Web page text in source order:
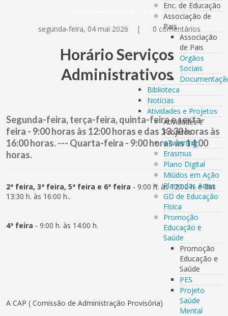
Enc. de Educação
Associação de
Pais
Associação
de Pais
Orgãos
Sociais
Biblioteca
Notícias
Atividades e Projetos
Atividades e
Projetos
eTwinning
Erasmus
Plano Digital
Miúdos em Ação
Plano das Artes
GD de Educação
Física
Promoção
Educação e
Saúde
Promoção
Educação e
Saúde
PES
Projeto
Saúde
Mental
segunda-feira, 04 mai 2026 | 0 comentários
Horário Serviços
Administrativos
Segunda-feira, terça-feira, quinta-feira e sexta-
feira - 9:00 horas às 12:00 horas e das 13:30 horas às
16:00 horas. --- Quarta-feira - 9:00 horas às 14:00
horas.
2ª feira, 3ª feira, 5ª feira e 6ª feira - 9:00 h. às 12:00 h. e das
13:30 h. às 16:00 h..
4ª feira - 9:00 h. às 14:00 h.
A CAP ( Comissão de Administração Provisória)